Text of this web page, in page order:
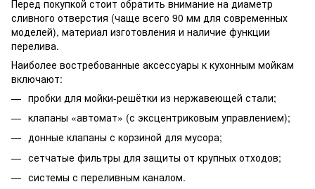
Перед покупкой стоит обратить внимание на диаметр
сливного отверстия (чаще всего 90 мм для современных
моделей), материал изготовления и наличие функции
перелива.
Наиболее востребованные аксессуары к кухонным мойкам
включают:
пробки для мойки-решётки из нержавеющей стали;
клапаны «автомат» (с эксцентриковым управлением);
донные клапаны с корзиной для мусора;
сетчатые фильтры для защиты от крупных отходов;
системы с переливным каналом.